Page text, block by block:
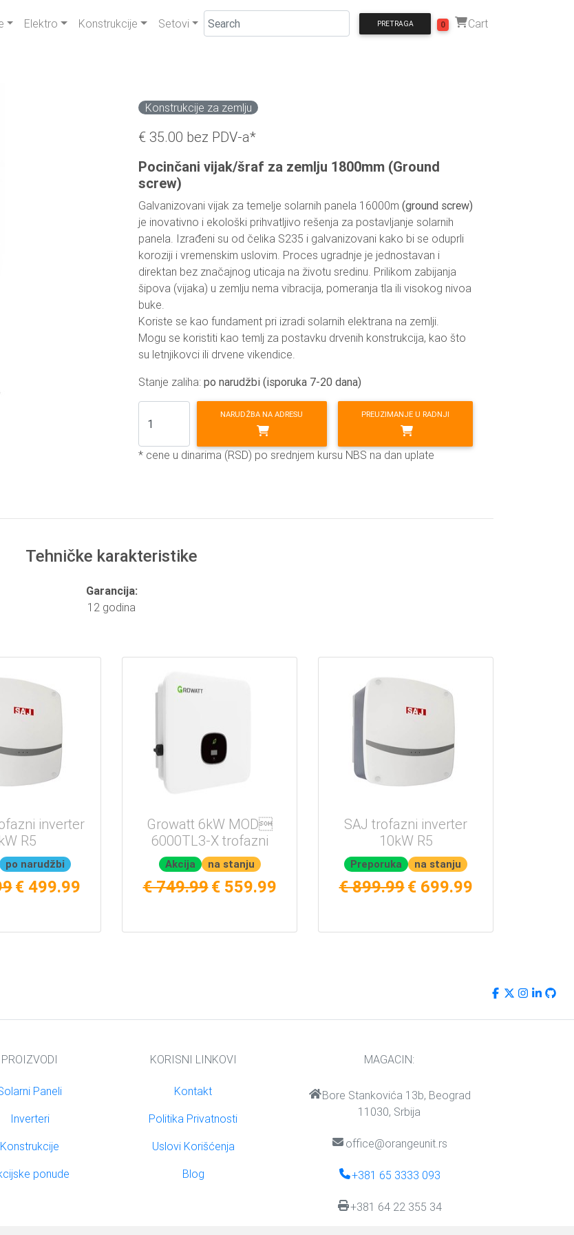
Elektro Konstrukcije Setovi PRETRAGA 0 Cart
Konstrukcije za zemlju
€ 35.00 bez PDV-a*
Pocinčani vijak/šraf za zemlju 1800mm (Ground
screw)
Galvanizovani vijak za temelje solarnih panela 16000m (ground screw)
je inovativno i ekološki prihvatljivo rešenja za postavljanje solarnih
panela. Izrađeni su od čelika S235 i galvanizovani kako bi se oduprli
koroziji i vremenskim uslovim. Proces ugradnje je jednostavan i
direktan bez značajnog uticaja na životu sredinu. Prilikom zabijanja
šipova (vijaka) u zemlju nema vibracija, pomeranja tla ili visokog nivoa
buke.
Koriste se kao fundament pri izradi solarnih elektrana na zemlji.
Mogu se koristiti kao temlj za postavku drvenih konstrukcija, kao što
su letnjikovci ili drvene vikendice.
Stanje zaliha: po narudžbi (isporuka 7-20 dana)
NARUDŽBA NA ADRESU PREUZIMANJE U RADNJI
* cene u dinarima (RSD) po srednjem kursu NBS na dan uplate
Tehničke karakteristike
Garancija:
12 godina
inverter
R5
po narudžbi
€ 499.99
Growatt 6kW MOD
6000TL3-X trofazni
Akcija na stanju
€ 749.99€ 559.99
SAJ trofazni inverter
10kW R5
Preporuka na stanju
€ 899.99€ 699.99
PROIZVODI
Paneli
Inverteri
Konstrukcije
ponude
KORISNI LINKOVI
Kontakt
Politika Privatnosti
Uslovi Korišćenja
Blog
MAGACIN:
Bore Stankovića 13b, Beograd
11030, Srbija
office@orangeunit.rs
+381 65 3333 093
+381 64 22 355 34